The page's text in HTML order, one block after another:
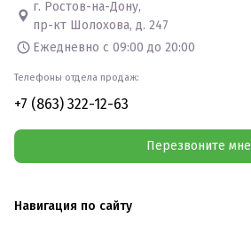
г. Ростов-на-Дону,
пр-кт Шолохова, д. 247
Ежедневно с 09:00 до 20:00
Телефоны отдела продаж:
+7 (863) 322-12-63
Перезвоните мне
Навигация по сайту